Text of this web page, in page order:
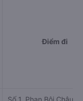
Điểm đi